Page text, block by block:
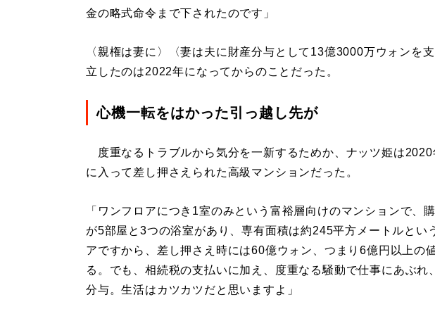
金の略式命令まで下されたのです」
〈親権は妻に〉〈妻は夫に財産分与として13億3000万ウォンを
立したのは2022年になってからのことだった。
心機一転をはかった引っ越し先が
度重なるトラブルから気分を一新するためか、ナッツ姫は
に入って差し押さえられた高級マンションだった。
「ワンフロアにつき1室のみという富裕層向けのマンションで、
が5部屋と3つの浴室があり、専有面積は約245平方メートルとい
アですから、差し押さえ時には60億ウォン、つまり6億円以上の
る。でも、相続税の支払いに加え、度重なる騒動で仕事にあぶ
分与。生活はカツカツだと思いますよ」